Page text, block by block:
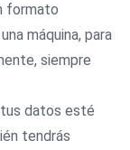
formato
máquina, para
siempre
datos esté
tendrás